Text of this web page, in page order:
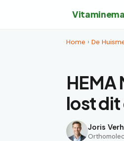
Home › De
lost dit
Joris